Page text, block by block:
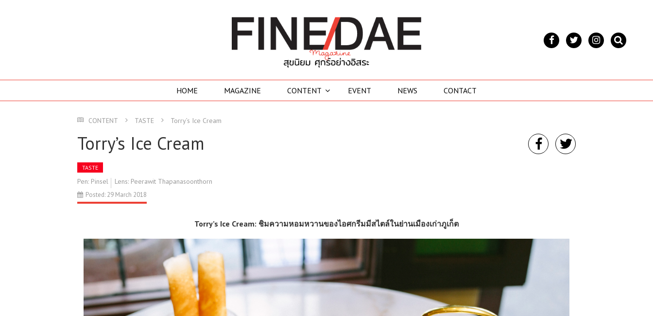
HOME MAGAZINE CONTENT EVENT NEWS CONTACT
CONTENT TASTE Torry’s Ice Cream
Torry’s Ice Cream
TASTE
Pen: Pinsel Lens: Peerawit Thapanasoonthorn
Posted: 29 March 2018
Torry’s Ice Cream: ชิมความหอมหวานของไอศกรีมมีสไตล์ในย่านเมืองเก่าภูเก็ต